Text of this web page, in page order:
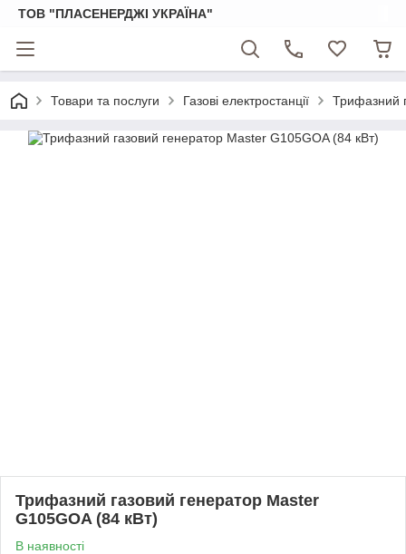
ТОВ "ПЛАСЕНЕРДЖІ УКРАЇНА"
Товари та послуги Газові електростанції Трифазний
Трифазний газовий генератор Master
G105GOA (84 кВт)
В наявності